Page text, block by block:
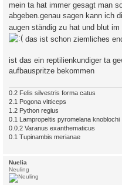
t
r
a
g
mein ta hat immer gesagt man
abgeben.genau sagen kann ich
augen ständig zu hat und blut im
das ist schon ziemliches
ist das ein reptilienkundiger ta
aufbauspritze bekommen
0.2 Felis silvestris forma catus
2.1 Pogona vitticeps
1.2 Python regius
0.1 Lampropeltis pyromelana knoblochi
0.0.2 Varanus exanthematicus
0.1 Tupinambis merianae
Nuelia
Neuling